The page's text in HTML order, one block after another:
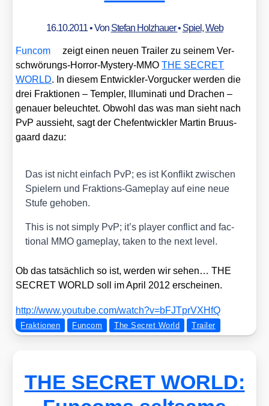
16.10.2011• Von Stefan Holzhauer• Spiel,Web
Fun­com
zeigt einen neu­en Trai­ler zu sei­nem Ver­
schwö­rungs-Hor­ror-Mys­tery-MMOTHE SECRET
WORLD. In die­sem Ent­wick­ler-Vor­gu­cker wer­den die
drei Frak­tio­nen – Temp­ler, Illu­mi­na­ti und Dra­chen –
genau­er beleuch­tet. Obwohl das was man sieht nach
PvP aus­sieht, sagt der Chef­ent­wick­ler Mar­tin Bru­us­
gaard dazu:
Das ist nicht ein­fach PvP; es ist Kon­flikt zwi­schen
Spie­lern und Frak­ti­ons-Game­play auf eine neue
Stu­fe geho­ben.
This is not sim­ply PvP; it’s play­er con­flict and fac­
tion­al MMO game­play, taken to the next level.
Ob das tat­säch­lich so ist, wer­den wir sehen… THE
SECRET WORLD soll im April 2012 erschei­nen.
http://​www​.you​tube​.com/​w​a​t​c​h​?​v​=​b​F​J​T​p​r​V​X​HfQ
Fraktionen Funcom The Secret World Trailer
THE SECRET WORLD: